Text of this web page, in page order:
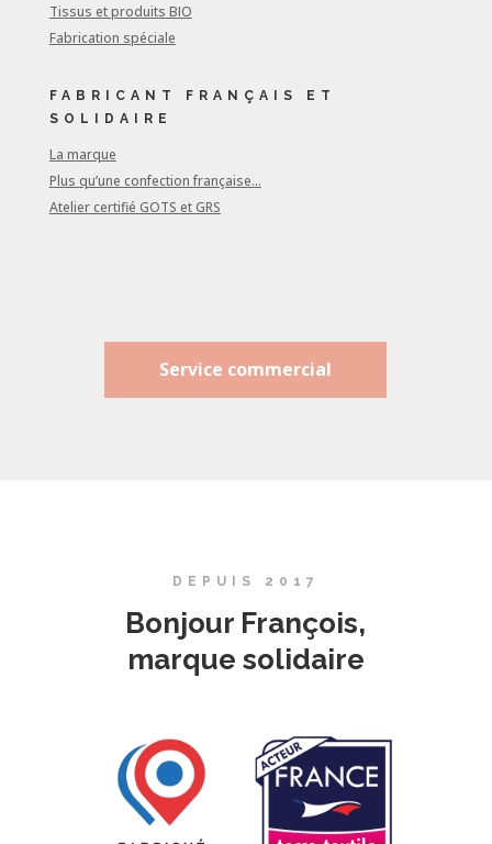
Tissus et produits BIO
Fabrication spéciale
FABRICANT FRANÇAIS ET
SOLIDAIRE
La marque
Plus qu’une confection française…
Atelier certifié GOTS et GRS
Service commercial
DEPUIS 2017
Bonjour François,
marque solidaire